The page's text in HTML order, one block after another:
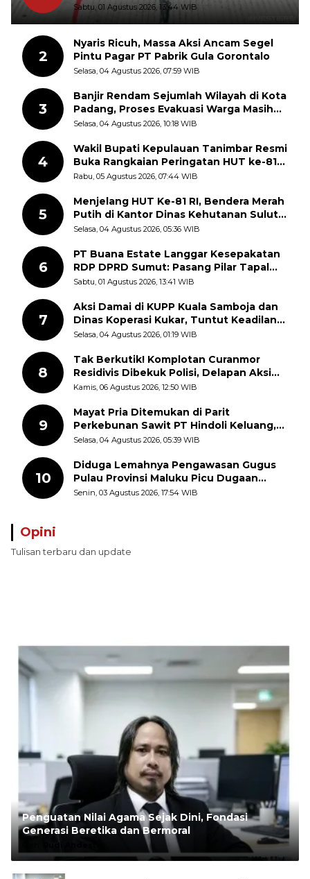
Sudah Pecah
Sabtu, 01 Agustus 2026, 13:44 WIB
2
Nyaris Ricuh, Massa Aksi Ancam Segel
Pintu Pagar PT Pabrik Gula Gorontalo
Selasa, 04 Agustus 2026, 07:59 WIB
3
Banjir Rendam Sejumlah Wilayah di Kota
Padang, Proses Evakuasi Warga Masih
Berlangsung
Selasa, 04 Agustus 2026, 10:18 WIB
4
Wakil Bupati Kepulauan Tanimbar Resmi
Buka Rangkaian Peringatan HUT ke-81
Kemerdekaan RI, ASN Diajak Perkuat
Rabu, 05 Agustus 2026, 07:44 WIB
5
Menjelang HUT Ke-81 RI, Bendera Merah
Putih di Kantor Dinas Kehutanan Sulut
Disorot Warga
Selasa, 04 Agustus 2026, 05:36 WIB
6
PT Buana Estate Langgar Kesepakatan
RDP DPRD Sumut: Pasang Pilar Tapal
Batas Sepihak Tanpa Libatkan
Sabtu, 01 Agustus 2026, 13:41 WIB
7
Aksi Damai di KUPP Kuala Samboja dan
Dinas Koperasi Kukar, Tuntut Keadilan
dan Kesempatan Kerja yang Adil
Selasa, 04 Agustus 2026, 01:19 WIB
8
Tak Berkutik! Komplotan Curanmor
Residivis Dibekuk Polisi, Delapan Aksi
Curanmor Di Candipuro Terungkap
Kamis, 06 Agustus 2026, 12:50 WIB
9
Mayat Pria Ditemukan di Parit
Perkebunan Sawit PT Hindoli Keluang,
Polisi Selidiki Penyebab Kematian
Selasa, 04 Agustus 2026, 05:39 WIB
10
Diduga Lemahnya Pengawasan Gugus
Pulau Provinsi Maluku Picu Dugaan
Pungli terhadap Nelayan Bale-Bale di
Senin, 03 Agustus 2026, 17:54 WIB
Opini
Tulisan terbaru dan update
Penguatan Nilai Agama Sejak Dini, Fondasi
Generasi Beretika dan Bermoral
Rudi Andesta